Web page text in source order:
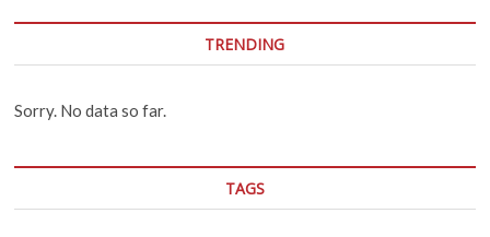
TRENDING
Sorry. No data so far.
TAGS